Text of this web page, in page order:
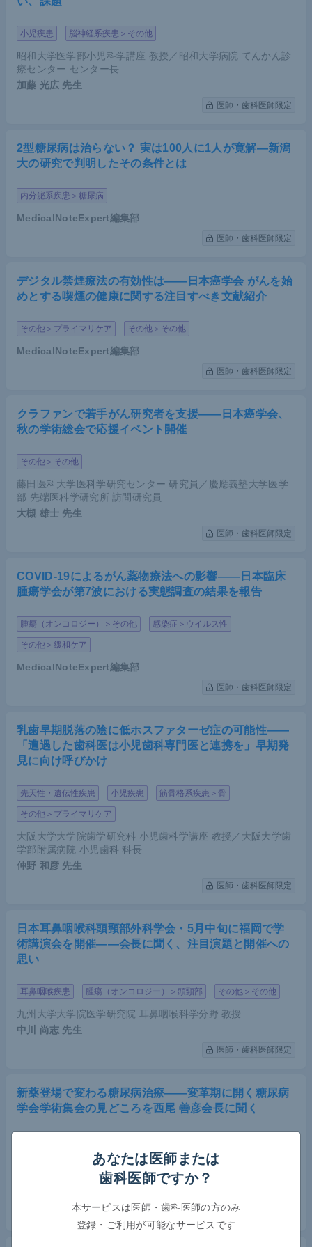
小児疾患 脳神経系疾患＞その他
昭和大学医学部小児科学講座 教授／昭和大学病院 てんかん診
療センター センター長
加藤 光広 先生
医師・歯科医師限定
2型糖尿病は治らない？ 実は100人に1人が寛解―新潟
大の研究で判明したその条件とは
内分泌系疾患＞糖尿病
MedicalNoteExpert編集部
医師・歯科医師限定
デジタル禁煙療法の有効性は――日本癌学会 がんを始
めとする喫煙の健康に関する注目すべき文献紹介
その他＞プライマリケア その他＞その他
MedicalNoteExpert編集部
医師・歯科医師限定
クラファンで若手がん研究者を支援――日本癌学会、
秋の学術総会で応援イベント開催
その他＞その他
藤田医科大学医科学研究センター 研究員／慶應義塾大学医学
部 先端医科学研究所 訪問研究員
大槻 雄士 先生
医師・歯科医師限定
COVID-19によるがん薬物療法への影響――日本臨床
腫瘍学会が第7波における実態調査の結果を報告
腫瘍（オンコロジー）＞その他 感染症＞ウイルス性
その他＞緩和ケア
MedicalNoteExpert編集部
医師・歯科医師限定
乳歯早期脱落の陰に低ホスファターゼ症の可能性――
「遭遇した歯科医は小児歯科専門医と連携を」早期発
見に向け呼びかけ
先天性・遺伝性疾患 小児疾患 筋骨格系疾患＞骨
その他＞プライマリケア
大阪大学大学院歯学研究科 小児歯科学講座 教授／大阪大学歯
学部附属病院 小児歯科 科長
仲野 和彦 先生
医師・歯科医師限定
日本耳鼻咽喉科頭頸部外科学会・5月中旬に福岡で学
術講演会を開催――会長に聞く、注目演題と開催への
思い
耳鼻咽喉疾患 腫瘍（オンコロジー）＞頭頸部 その他＞その他
九州大学大学院医学研究院 耳鼻咽喉科学分野 教授
中川 尚志 先生
医師・歯科医師限定
新薬登場で変わる糖尿病治療――変革期に開く糖尿病
学会学術集会の見どころを西尾 善彦会長に聞く
鹿児島大学大学院医歯学総合研究科 糖尿病・内分泌内科学 教
医師・歯科医師限定
あなたは医師または
歯科医師ですか？
本サービスは医師・歯科医師の方のみ
登録・ご利用が可能なサービスです